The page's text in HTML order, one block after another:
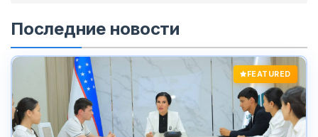
Последние новости
FEATURED